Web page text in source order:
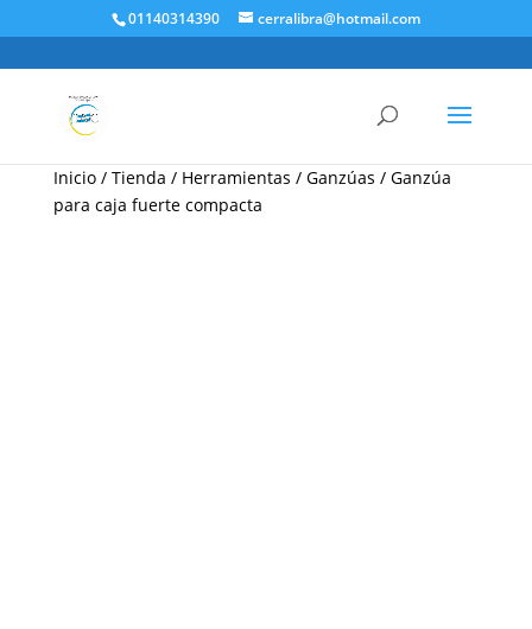
01140314390 cerralibra@hotmail.com
Inicio/ Tienda / Herramientas / Ganzúas / Ganzúa
para caja fuerte compacta